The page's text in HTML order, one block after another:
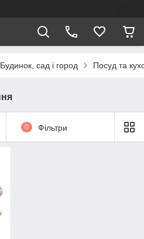
Будинок, сад і город Посуд та
0 Фільтри